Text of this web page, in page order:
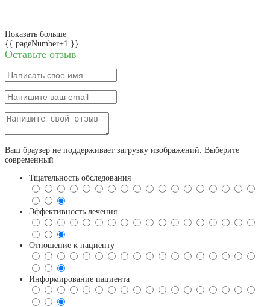
Показать больше
{{ pageNumber+1 }}
Оставьте отзыв
Ваш браузер не поддерживает загрузку изображений. Выберите
современный
Тщательность обследования
Эффективность лечения
Отношение к пациенту
Информирование пациента